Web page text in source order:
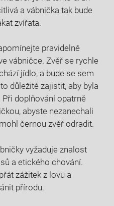
a vábnička tak bude
zvířata.
pravidelně
vábničce. Zvěř se rychle
jídlo, a bude se sem
důležité zajistit, aby byla
Při doplňování opatrně
abyste nezanechali
černou zvěř odradit.
vyžaduje znalost
a etického chování.
zážitek z lovu a
přírodu.